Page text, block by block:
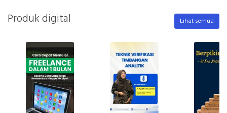
Produk digital Lihat semua